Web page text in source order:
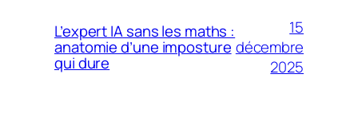
L’expert IA sans les maths :
anatomie d’une imposture
qui dure
15
décembre
2025